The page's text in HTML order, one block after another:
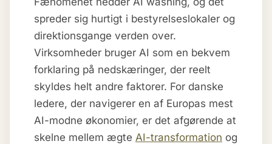
spreder sig hurtigt i bestyrelseslokaler og
direktionsgange verden over.
Virksomheder bruger AI som en bekvem
forklaring på nedskæringer, der reelt
skyldes helt andre faktorer. For danske
ledere, der navigerer en af Europas mest
AI-modne økonomier, er det afgørende at
skelne mellem ægte AI-transformation og